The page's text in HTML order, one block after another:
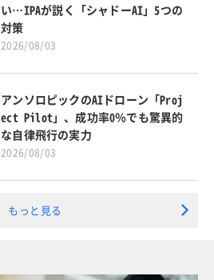
い…IPAが説く「シャドーAI」5つの
対策
2026/08/03
アンソロピックのAIドローン「Proj
ect Pilot」、成功率0％でも驚異的
な自律飛行の実力
2026/08/03
もっと見る